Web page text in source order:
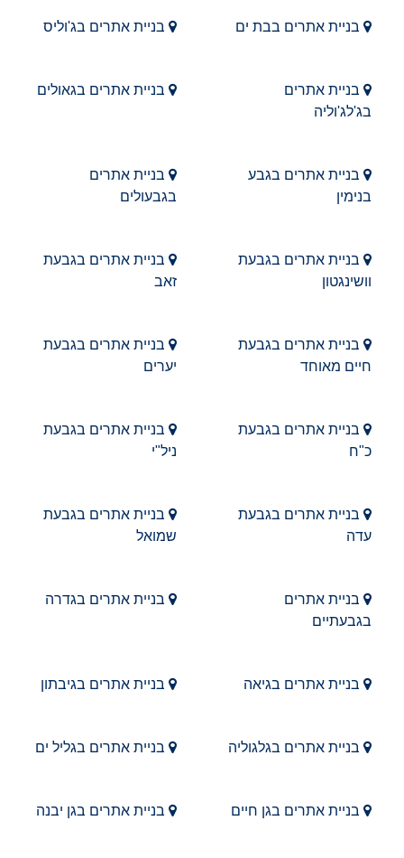
בניית אתרים בבת ים בניית אתרים בג'וליס
בניית אתרים
בג'לג'וליה
בניית אתרים בגאולים
בניית אתרים בגבע
בנימין
בניית אתרים
בגבעולים
בניית אתרים בגבעת
וושינגטון
בניית אתרים בגבעת
זאב
בניית אתרים בגבעת
חיים מאוחד
בניית אתרים בגבעת
יערים
בניית אתרים בגבעת
כ"ח
בניית אתרים בגבעת
ניל"י
בניית אתרים בגבעת
עדה
בניית אתרים בגבעת
שמואל
בניית אתרים
בגבעתיים
בניית אתרים בגדרה
בניית אתרים בגיאה בניית אתרים בגיבתון
בניית אתרים בגלגוליה בניית אתרים בגליל ים
בניית אתרים בגן חיים בניית אתרים בגן יבנה